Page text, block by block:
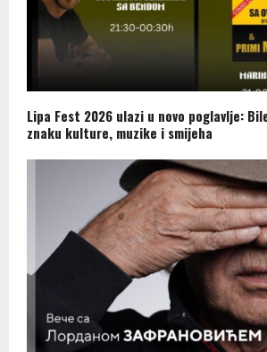
Lipa Fest 2026 ulazi u novo poglavlje:
znaku kulture, muzike i smijeha